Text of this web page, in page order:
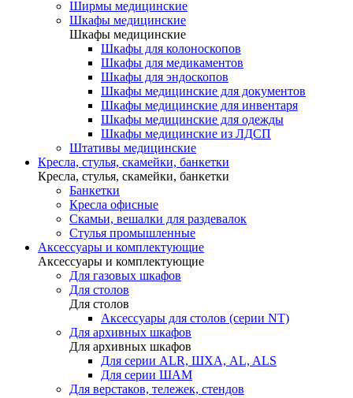
Ширмы медицинские
Шкафы медицинские
Шкафы медицинские
Шкафы для колоноскопов
Шкафы для медикаментов
Шкафы для эндоскопов
Шкафы медицинские для документов
Шкафы медицинские для инвентаря
Шкафы медицинские для одежды
Шкафы медицинские из ЛДСП
Штативы медицинские
Кресла, стулья, скамейки, банкетки
Кресла, стулья, скамейки, банкетки
Банкетки
Кресла офисные
Скамьи, вешалки для раздевалок
Стулья промышленные
Аксессуары и комплектующие
Аксессуары и комплектующие
Для газовых шкафов
Для столов
Для столов
Аксессуары для столов (серии NT)
Для архивных шкафов
Для архивных шкафов
Для серии ALR, ШХА, AL, ALS
Для серии ШАМ
Для верстаков, тележек, стендов